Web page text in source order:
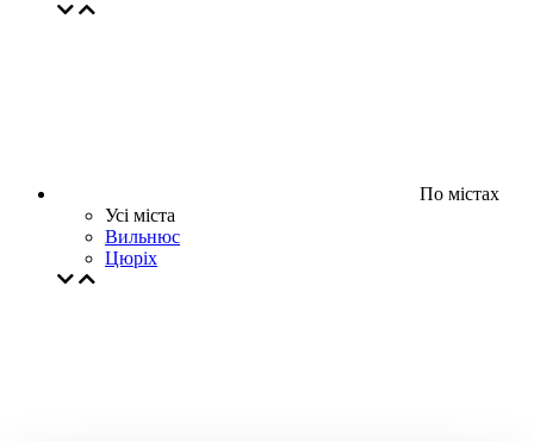
По містах
Усі міста
Вильнюс
Цюрiх